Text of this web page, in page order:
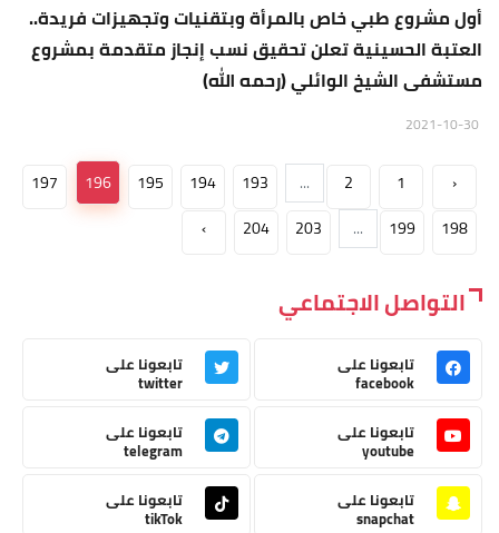
أول مشروع طبي خاص بالمرأة وبتقنيات وتجهيزات فريدة..
العتبة الحسينية تعلن تحقيق نسب إنجاز متقدمة بمشروع
مستشفى الشيخ الوائلي (رحمه الله)
‹
1
2
...
193
194
195
196
197
198
199
...
203
204
›
التواصل الاجتماعي
تابعونا على
facebook
تابعونا على
twitter
تابعونا على
youtube
تابعونا على
telegram
تابعونا على
snapchat
تابعونا على
tikTok